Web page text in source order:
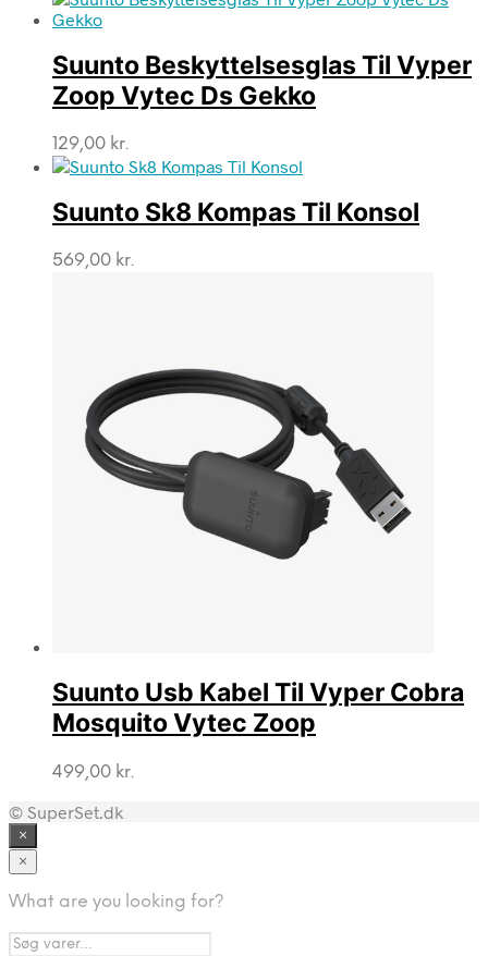
Suunto Beskyttelsesglas Til Vyper
Zoop Vytec Ds Gekko
129,00 kr.
Suunto Sk8 Kompas Til Konsol
569,00 kr.
Suunto Usb Kabel Til Vyper Cobra
Mosquito Vytec Zoop
499,00 kr.
© SuperSet.dk
×
×
What are you looking for?